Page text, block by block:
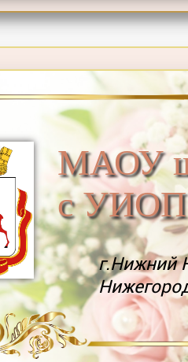
МАОУ
с УИОП
г.Нижний